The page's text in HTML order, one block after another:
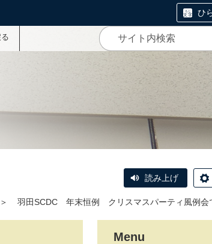
ひ
読み上げ
＞ 羽田SCDC 年末恒例 クリスマスパーティ風例会
Menu